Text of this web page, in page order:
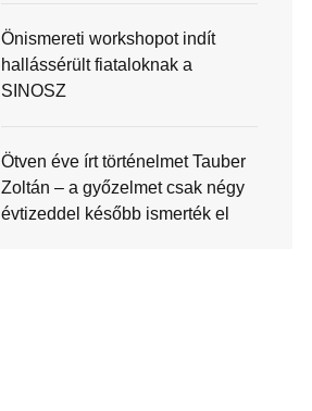
Önismereti workshopot indít
hallássérült fiataloknak a
SINOSZ
Ötven éve írt történelmet Tauber
Zoltán – a győzelmet csak négy
évtizeddel később ismerték el